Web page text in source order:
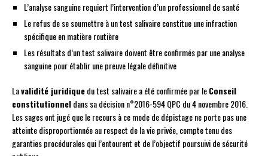
L’analyse sanguine requiert l’intervention d’un professionnel de santé
Le refus de se soumettre à un test salivaire constitue une infraction
spécifique en matière routière
Les résultats d’un test salivaire doivent être confirmés par une analyse
sanguine pour établir une preuve légale définitive
Lavalidité juridiquedu test salivaire a été confirmée par leConseil
constitutionneldans sa décision n°2016-594 QPC du 4 novembre 2016.
Les sages ont jugé que le recours à ce mode de dépistage ne porte pas une
atteinte disproportionnée au respect de la vie privée, compte tenu des
garanties procédurales qui l’entourent et de l’objectif poursuivi de sécurité